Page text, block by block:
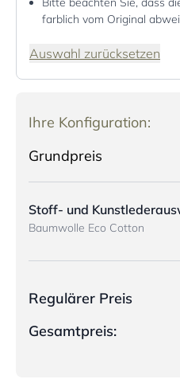
farblich vom Original
Auswahl zurücksetzen
Ihre Konfiguration:
Grundpreis
Stoff- und
Baumwolle Eco Cotton
Regulärer Preis
Gesamtpreis: